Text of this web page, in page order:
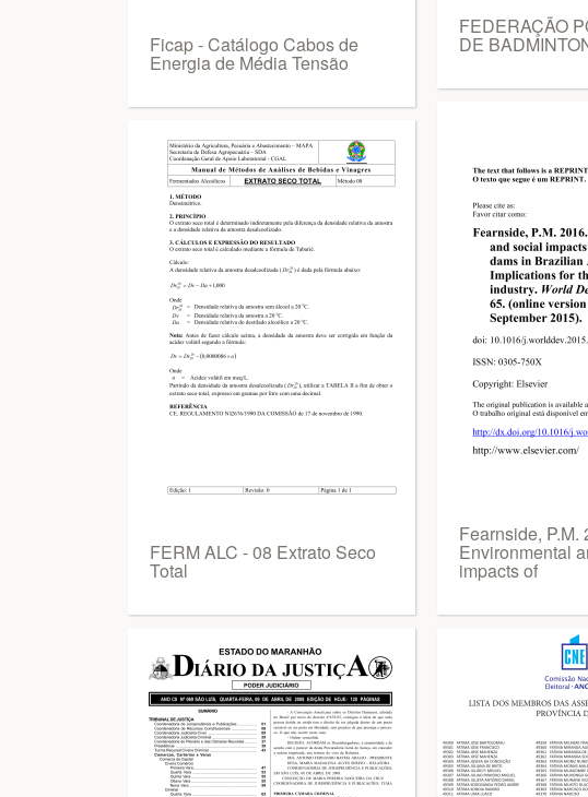
Ficap - Catálogo Cabos de
Energia de Média Tensão
FERM ALC - 08 Extrato Seco
Total
FEDERAÇÃO
DE
Fearnside, P.M.
Environmental
impacts of